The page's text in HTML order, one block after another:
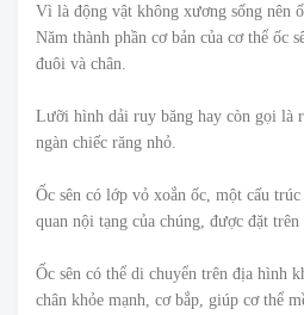
Vì là động vật không xương sống nên
Năm thành phần cơ bản của cơ thể ốc
đuôi và chân.
Lưỡi hình dải ruy băng hay còn gọi là
ngàn chiếc răng nhỏ.
Ốc sên có lớp vỏ xoắn ốc, một cấu
quan nội tạng của chúng, được đặt trên
Ốc sên có thể di chuyển trên địa hình
chân khỏe mạnh, cơ bắp, giúp cơ thể